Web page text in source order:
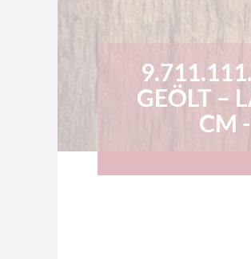
GEÖLT –
CM